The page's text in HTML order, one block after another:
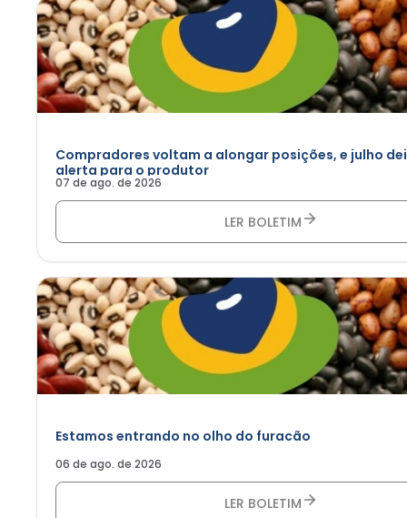
Compradores voltam a alongar posições, e julho
alerta para o produtor
07 de ago. de 2026
LER BOLETIM
Estamos entrando no olho do furacão
06 de ago. de 2026
LER BOLETIM